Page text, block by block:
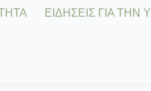
ΕΙΔΗΣΕΙΣ ΓΙΑ ΤΗΝ